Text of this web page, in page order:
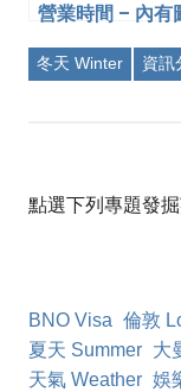
營業時間 – 內有
冬天 Winter 資訊
點選下列專題發掘
BNO Visa 倫敦
夏天 Summer 大
天氣 Weather 娛